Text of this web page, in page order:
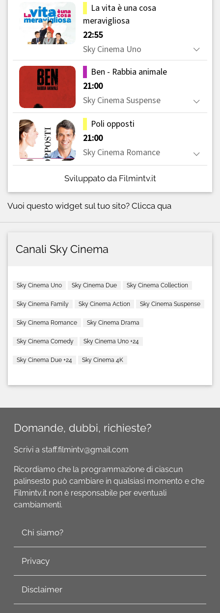
Sviluppato da Filmintv.it
Vuoi questo widget sul tuo sito? Clicca qua
Canali Sky Cinema
Sky Cinema Uno Sky Cinema Due Sky Cinema Collection
Sky Cinema Family Sky Cinema Action Sky Cinema Suspense
Sky Cinema Romance Sky Cinema Drama
Sky Cinema Comedy Sky Cinema Uno +24
Sky Cinema Due +24 Sky Cinema 4K
Domande, dubbi, richieste?
Scrivi a staff.filmintv@gmail.com
Ricordiamo che la programmazione di ciascun
palinsesto può cambiare in qualsiasi momento e che
Filmintv.it non è responsabile per eventuali
cambiamenti.
Chi siamo?
Privacy
Disclaimer